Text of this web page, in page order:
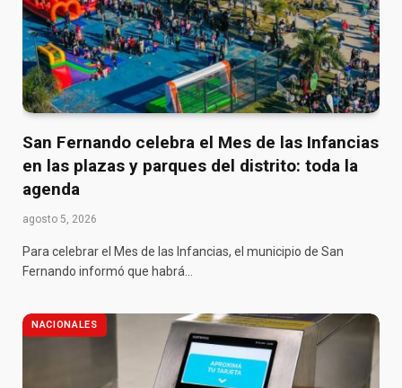
San Fernando celebra el Mes de las Infancias
en las plazas y parques del distrito: toda la
agenda
agosto 5, 2026
Para celebrar el Mes de las Infancias, el municipio de San
Fernando informó que habrá…
NACIONALES